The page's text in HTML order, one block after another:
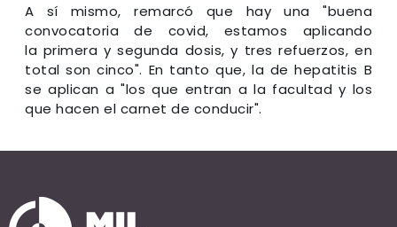
A sí mismo, remarcó que hay una "buena
convocatoria de covid, estamos aplicando
la primera y segunda dosis, y tres refuerzos, en
total son cinco". En tanto que, la de hepatitis B
se aplican a "los que entran a la facultad y los
que hacen el carnet de conducir".